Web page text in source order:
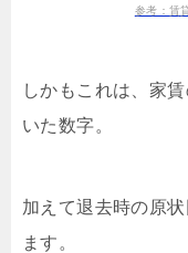
参考：賃
しかもこれは、家
いた数字。
加えて退去時の原
ます。